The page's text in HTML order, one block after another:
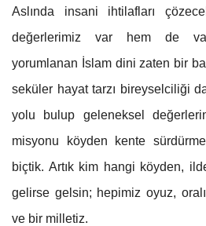
Aslında insani ihtilafları
değerlerimiz var hem de
yorumlanan İslam dini zaten bir
seküler hayat tarzı bireyselciliği
yolu bulup geleneksel
misyonu köyden kente
biçtik. Artık kim hangi köyden,
gelirse gelsin; hepimiz oyuz,
ve bir milletiz.